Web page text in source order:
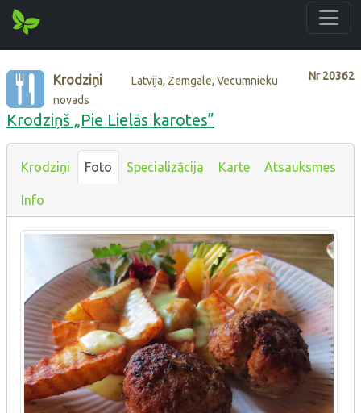
Nr20362
Krodziņi
Latvija, Zemgale, Vecumnieku
novads
Krodziņš „Pie Lielās karotes”
Krodziņi Foto Specializācija Karte Atsauksmes
Info